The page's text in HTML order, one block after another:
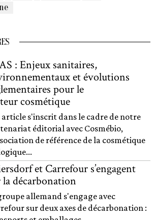
: Enjeux sanitaires,
et évolutions
pour le
cosmétique
article s'inscrit dans le cadre de notre
éditorial avec Cosmébio,
de référence de la cosmétique
et Carrefour s’engagent
la décarbonation
allemand s'engage avec
sur deux axes de décarbonation :